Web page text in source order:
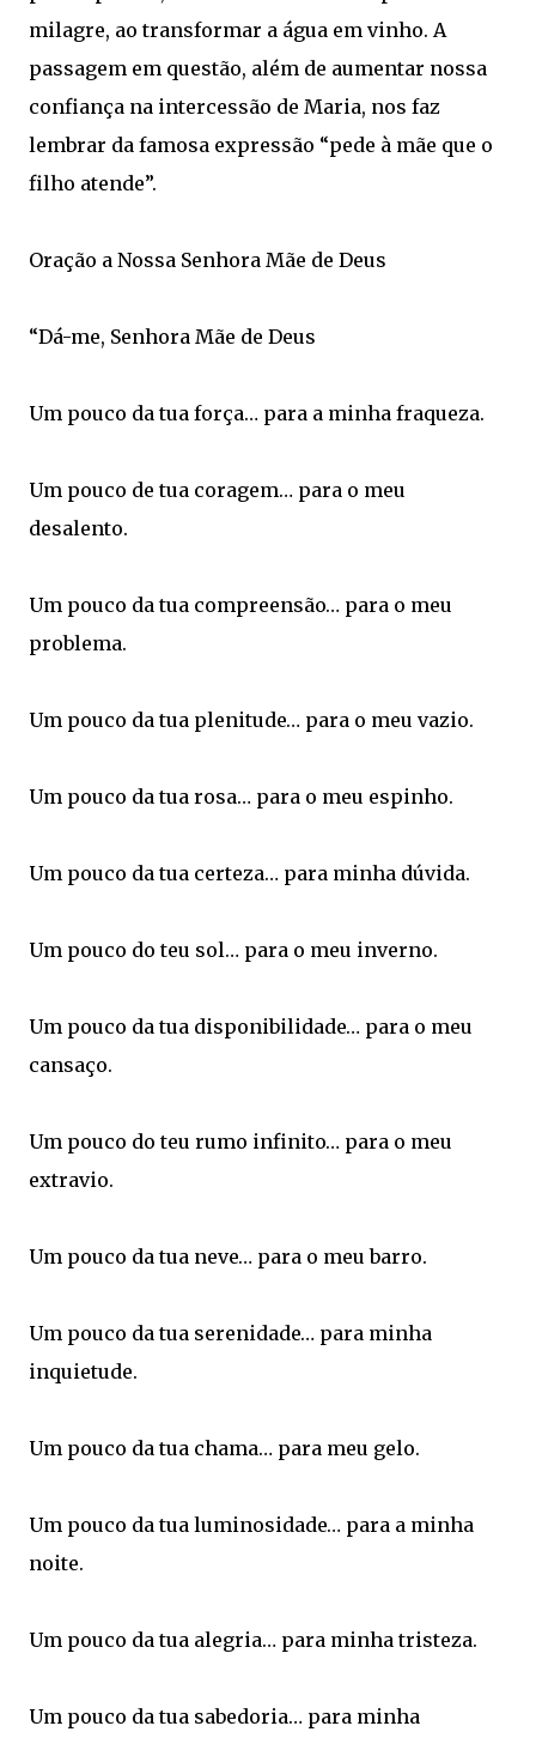
milagre, ao transformar a água em vinho. A
passagem em questão, além de aumentar nossa
confiança na intercessão de Maria, nos faz
lembrar da famosa expressão “pede à mãe que o
filho atende”.
Oração a Nossa Senhora Mãe de Deus
“Dá-me, Senhora Mãe de Deus
Um pouco da tua força… para a minha fraqueza.
Um pouco de tua coragem… para o meu
desalento.
Um pouco da tua compreensão… para o meu
problema.
Um pouco da tua plenitude… para o meu vazio.
Um pouco da tua rosa… para o meu espinho.
Um pouco da tua certeza… para minha dúvida.
Um pouco do teu sol… para o meu inverno.
Um pouco da tua disponibilidade… para o meu
cansaço.
Um pouco do teu rumo infinito… para o meu
extravio.
Um pouco da tua neve… para o meu barro.
Um pouco da tua serenidade… para minha
inquietude.
Um pouco da tua chama… para meu gelo.
Um pouco da tua luminosidade… para a minha
noite.
Um pouco da tua alegria… para minha tristeza.
Um pouco da tua sabedoria… para minha